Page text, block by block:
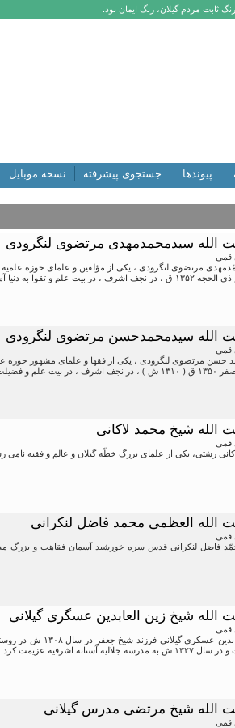
ثابت مردم گیلان، رنگ ایمان بود.
پیوندها جستجوی پیشرفته نسخه موبایل
الله سیدمحمدمهدی مرتضوی لنگرودی
قمی
مرتضوی لنگرودی ، یکی از مؤلفین و علمای حوزه علمیه
بیت علم و تقوا به دنیا آمد .
الله سیدمحمدحسن مرتضوی لنگرودی
قمی
حسن مرتضوی لنگرودی ، یکی از فقها و علمای مشهور حوزه
الله شیخ محمد لاکانی
قمی
یکی از علمای بزرگ خطّه گیلان و عالم و فقیه نامی رشت به شمار می رفت. معظم له
الله العظمی محمد فاضل لنکرانی
قمی
الله شیخ زین العابدین عسگری گیلانی
قمی
آقای شیخ زین
آستانه اشرفیه عزیمت کرد
الله شیخ مرتضى مدرس گیلانى
قمی